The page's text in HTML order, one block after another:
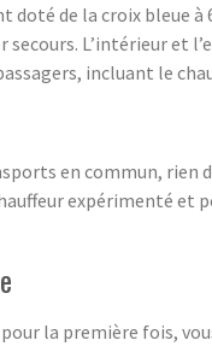
de la croix bleue à
L’intérieur et
incluant le
en commun, rien
expérimenté
la première fois,